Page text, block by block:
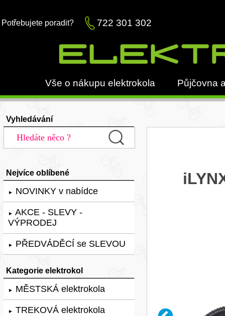
Potřebujete poradit? 722 301 302
Vše o nákupu elektrokola Půjčovna
Vyhledávání
Nejvíce oblíbené
► NOVINKY v nabídce
► AKCE - SLEVY -
VÝPRODEJ
► PŘEDVÁDĚCÍ se SLEVOU
Kategorie elektrokol
► MĚSTSKÁ elektrokola
► TREKOVÁ elektrokola